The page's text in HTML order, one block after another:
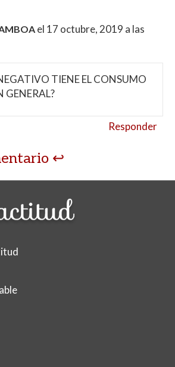
el 17 octubre, 2019 a las
TIENE EL CONSUMO
GENERAL?
Responder